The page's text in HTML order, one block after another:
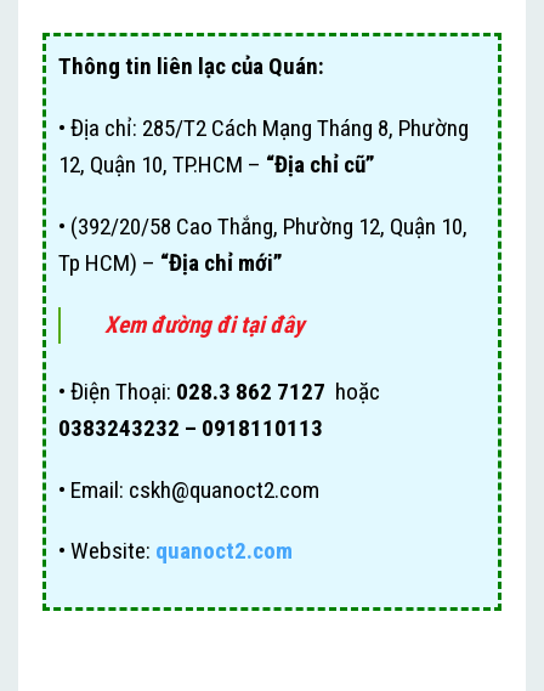
Thông tin liên lạc của Quán:
• Địa chỉ: 285/T2 Cách Mạng Tháng 8, Phường
12, Quận 10, TP.HCM – “Địa chỉ cũ”
• (392/20/58 Cao Thắng, Phường 12, Quận 10,
Tp HCM) – “Địa chỉ mới”
Xem đường đi tại đây
• Điện Thoại: 028.3 862 7127 hoặc
0383243232 – 0918110113
• Email: cskh@quanoct2.com
• Website: quanoct2.com